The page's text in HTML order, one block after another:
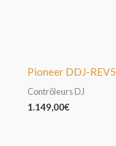
Pioneer DDJ-REV5
Contrôleurs DJ
1.149,00€